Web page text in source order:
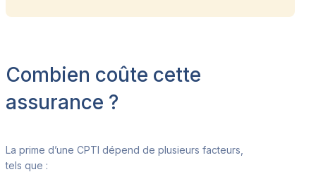
Combien coûte cette
assurance ?
La prime d’une CPTI dépend de plusieurs facteurs,
tels que :